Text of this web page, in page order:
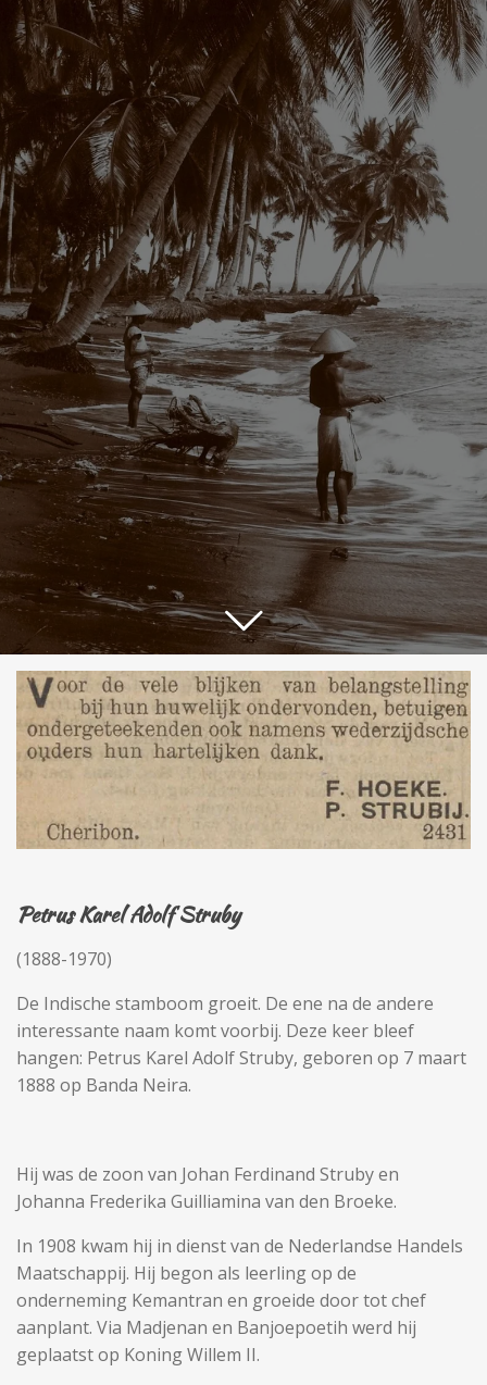
Petrus Karel Adolf Struby
(1888-1970)
De Indische stamboom groeit. De ene na de andere
interessante naam komt voorbij. Deze keer bleef
hangen: Petrus Karel Adolf Struby, geboren op 7 maart
1888 op Banda Neira.
Hij was de zoon van Johan Ferdinand Struby en
Johanna Frederika Guilliamina van den Broeke.
In 1908 kwam hij in dienst van de Nederlandse Handels
Maatschappij. Hij begon als leerling op de
onderneming Kemantran en groeide door tot chef
aanplant. Via Madjenan en Banjoepoetih werd hij
geplaatst op Koning Willem II.